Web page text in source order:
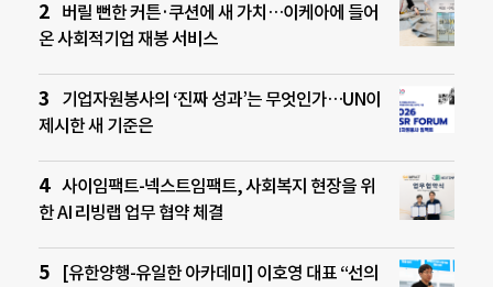
버릴 뻔한 커튼·쿠션에 새 가치…이케아에 들어
온 사회적기업 재봉 서비스
기업자원봉사의 ‘진짜 성과’는 무엇인가…UN이
제시한 새 기준은
사이임팩트-넥스트임팩트, 사회복지 현장을 위
한 AI 리빙랩 업무 협약 체결
[유한양행-유일한 아카데미] 이호영 대표 “선의